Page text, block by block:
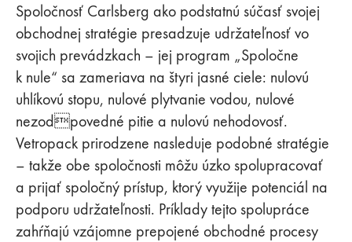
Spoločnosť Carlsberg ako podstatnú súčasť svojej
obchodnej stratégie presadzuje udržateľnosť vo
svojich prevádzkach – jej program „Spoločne
k nule“ sa zameriava na štyri jasné ciele: nulovú
uhlíkovú stopu, nulové plytvanie vodou, nulové
nezodpovedné pitie a nulovú nehodovosť.
Vetropack prirodzene nasleduje podobné stratégie
– takže obe spoločnosti môžu úzko spolupracovať
a prijať spoločný prístup, ktorý využije potenciál na
podporu udržateľnosti. Príklady tejto spolupráce
zahŕňajú vzájomne prepojené obchodné procesy